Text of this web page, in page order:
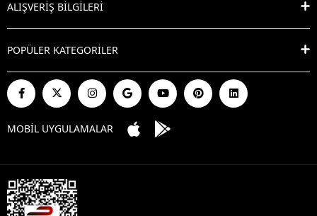
ALIŞVERİŞ BİLGİLERİ
POPÜLER KATEGORİLER
MOBİL UYGULAMALAR